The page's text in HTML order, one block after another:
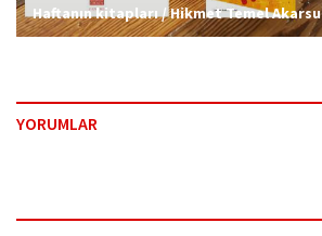
Haftanın kitapları / Hikmet Temel Akarsu
YORUMLAR